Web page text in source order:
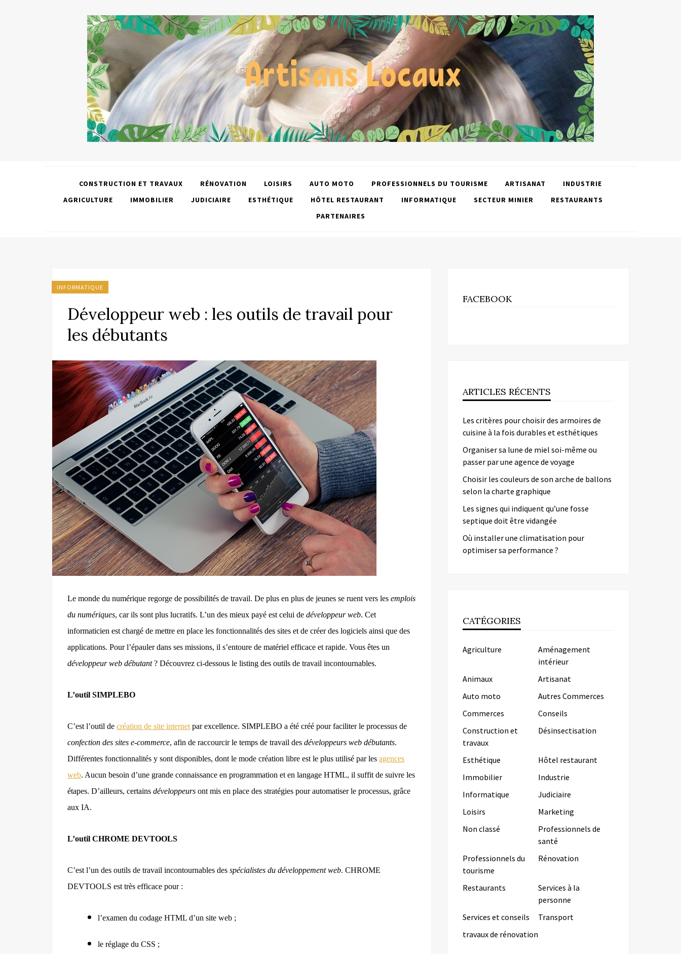
CONSTRUCTION ET TRAVAUX RÉNOVATION LOISIRS AUTO MOTO PROFESSIONNELS DU TOURISME ARTISANAT
INDUSTRIE
AGRICULTURE
IMMOBILIER JUDICIAIRE ESTHÉTIQUE HÔTEL RESTAURANT INFORMATIQUE SECTEUR MINIER
RESTAURANTS
PARTENAIRES
INFORMATIQUE
Développeur web : les outils de travail pour
les débutants
Le monde du numérique regorge de possibilités de travail. De plus en plus de jeunes se ruent vers les emplois
du numériques, carils sont plus lucratifs. L’un des mieux payé est celui de développeur web. Cet
informaticien est chargé de mettre en place les fonctionnalités des sites et de créer des logiciels ainsi que des
applications. Pour l’épauler dans ses missions, il s’entoure de matériel efficace et rapide. Vous êtes un
développeur web débutant? Découvrez ci-dessous le listing des outils de travail incontournables.
L’outil SIMPLEBO
C’est l’outil de création de site internet par excellence. SIMPLEBO a été créé pour faciliter le processus de
confection des sites e-commerce, afin de raccourcir le temps de travail des développeurs web débutants.
Différentes fonctionnalités y sont disponibles, dont le mode création libre est le plus utilisé par les agences
web. Aucun besoin d’une grande connaissance en programmation et en langage HTML, il suffit de suivre les
étapes. D’ailleurs, certains développeurs ont mis en place des stratégies pour automatiser le processus, grâce
aux IA.
L’outil CHROME DEVTOOLS
C’est l’un des outils de travail incontournables des spécialistes du développement web. CHROME
DEVTOOLS est très efficace pour :
l’examen du codage HTML d’un site web ;
le réglage du CSS ;
FACEBOOK
ARTICLES RÉCENTS
Les critères pour choisir des armoires de
cuisine à la fois durables et esthétiques
Organiser sa lune de miel soi-même ou
passer par une agence de voyage
Choisir les couleurs de son arche de ballons
selon la charte graphique
Les signes qui indiquent qu’une fosse
septique doit être vidangée
Où installer une climatisation pour
optimiser sa performance ?
CATÉGORIES
Agriculture
Aménagement
intérieur
Animaux
Artisanat
Auto moto
Autres Commerces
Commerces
Conseils
Construction et
travaux
Désinsectisation
Esthétique
Hôtel restaurant
Immobilier
Industrie
Informatique
Judiciaire
Loisirs
Marketing
Non classé
Professionnels de
santé
Professionnels du
tourisme
Rénovation
Restaurants
Services à la
personne
Services et conseils
Transport
travaux de rénovation